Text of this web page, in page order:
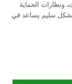
ونظارات الحماية
بشكل سليم يساعد في